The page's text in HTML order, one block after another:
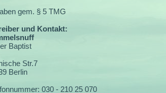
gem. § 5 TMG
und Kontakt:
Baptist
Str.7
Berlin
030 - 210 25 070